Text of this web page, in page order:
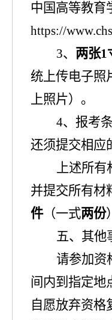
中国高等教育
https://
3、 两张1
统上传电子照
上照片） 。
4、 报考
还须提交相应
上述所有
并提交所有材
件（一式两份）
五、其他
请参加资
间内到指定地
自愿放弃资格